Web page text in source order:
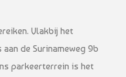
Vlakbij het
de Surinameweg 9b
parkeerterrein is het